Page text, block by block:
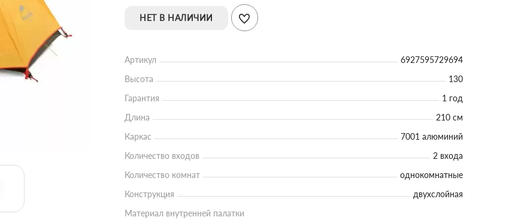
НЕТ В НАЛИЧИИ
Артикул
6927595729694
Высота
130
Гарантия
1 год
Длина
210 см
Каркас
7001 алюминий
Количество входов
2 входа
Количество комнат
однокомнатные
Конструкция
двухслойная
Материал внутренней палатки